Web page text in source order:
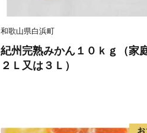
和歌山県白浜町
紀州完熟みかん１０ｋｇ（家
２Ｌ又は３Ｌ）